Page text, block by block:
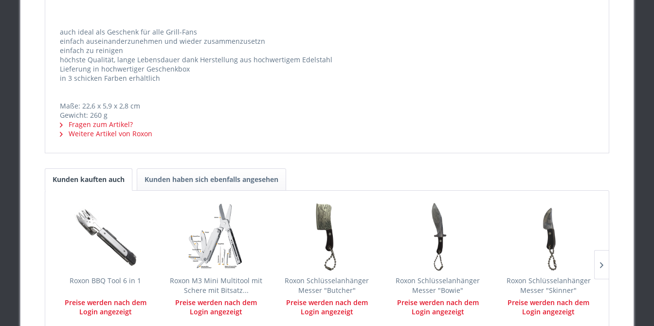
auch ideal als Geschenk für alle Grill-Fans
einfach auseinanderzunehmen und wieder zusammenzusetzn
einfach zu reinigen
höchste Qualität, lange Lebensdauer dank Herstellung aus hochwertigem Edelstahl
Lieferung in hochwertiger Geschenkbox
in 3 schicken Farben erhältlich
Maße: 22,6 x 5,9 x 2,8 cm
Gewicht: 260 g
Fragen zum Artikel?
Weitere Artikel von Roxon
Kunden kauften auch Kunden haben sich ebenfalls angesehen
Roxon BBQ Tool 6 in 1
Preise werden nach dem
Login angezeigt
Roxon M3 Mini Multitool mit
Schere mit Bitsatz...
Preise werden nach dem
Login angezeigt
Roxon Schlüsselanhänger
Messer "Butcher"
Preise werden nach dem
Login angezeigt
Roxon Schlüsselanhänger
Messer "Bowie"
Preise werden nach dem
Login angezeigt
Roxon Schlüsselanhänger
Messer "Skinner"
Preise werden nach dem
Login angezeigt